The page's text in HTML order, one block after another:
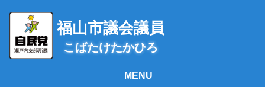
福山市議会議員
こばたけたかひろ